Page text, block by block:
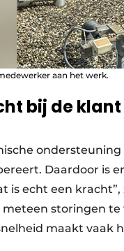
aan het werk.
bij de klant
Daardoor is
is echt een
storingen
maakt vaak